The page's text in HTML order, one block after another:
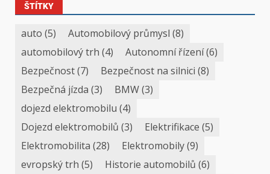
ŠTÍTKY
auto (5) Automobilový průmysl (8)
automobilový trh (4) Autonomní řízení(6)
Bezpečnost(7) Bezpečnost na silnici (8)
Bezpečná jízda (3) BMW(3)
dojezd elektromobilu (4)
Dojezd elektromobilů (3) Elektrifikace (5)
Elektromobilita (28) Elektromobily(9)
evropský trh (5) Historie automobilů (6)